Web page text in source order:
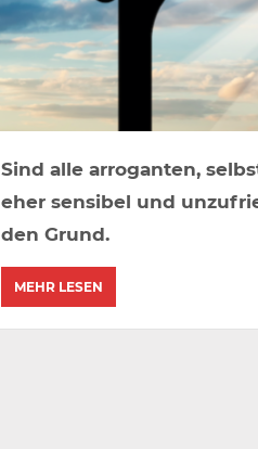
Sind alle arroganten,
eher sensibel und
den Grund.
MEHR LESEN